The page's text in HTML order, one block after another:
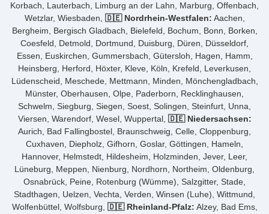
Korbach, Lauterbach, Limburg an der Lahn, Marburg, Offenbach,
Wetzlar, Wiesbaden, 🇩🇪 Nordrhein-Westfalen: Aachen,
Bergheim, Bergisch Gladbach, Bielefeld, Bochum, Bonn, Borken,
Coesfeld, Detmold, Dortmund, Duisburg, Düren, Düsseldorf,
Essen, Euskirchen, Gummersbach, Gütersloh, Hagen, Hamm,
Heinsberg, Herford, Höxter, Kleve, Köln, Krefeld, Leverkusen,
Lüdenscheid, Meschede, Mettmann, Minden, Mönchengladbach,
Münster, Oberhausen, Olpe, Paderborn, Recklinghausen,
Schwelm, Siegburg, Siegen, Soest, Solingen, Steinfurt, Unna,
Viersen, Warendorf, Wesel, Wuppertal, 🇩🇪 Niedersachsen:
Aurich, Bad Fallingbostel, Braunschweig, Celle, Cloppenburg,
Cuxhaven, Diepholz, Gifhorn, Goslar, Göttingen, Hameln,
Hannover, Helmstedt, Hildesheim, Holzminden, Jever, Leer,
Lüneburg, Meppen, Nienburg, Nordhorn, Northeim, Oldenburg,
Osnabrück, Peine, Rotenburg (Wümme), Salzgitter, Stade,
Stadthagen, Uelzen, Vechta, Verden, Winsen (Luhe), Wittmund,
Wolfenbüttel, Wolfsburg, 🇩🇪 Rheinland-Pfalz: Alzey, Bad Ems,